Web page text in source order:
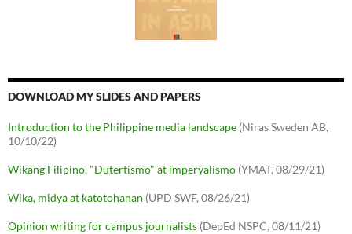
DOWNLOAD MY SLIDES AND PAPERS
Introduction to the Philippine media landscape (Niras Sweden AB,
10/10/22)
Wikang Filipino, "Dutertismo" at imperyalismo (YMAT, 08/29/21)
Wika, midya at katotohanan (UPD SWF, 08/26/21)
Opinion writing for campus journalists (DepEd NSPC, 08/11/21)